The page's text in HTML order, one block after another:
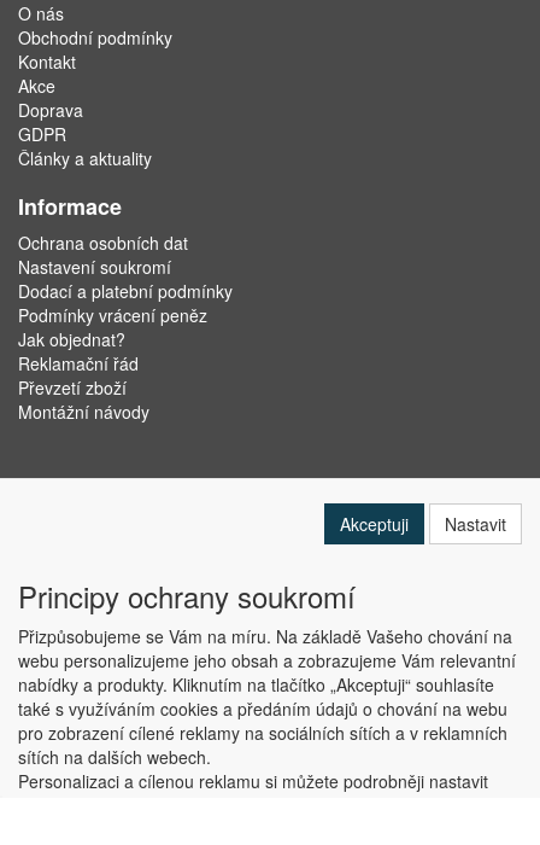
O nás
Obchodní podmínky
Kontakt
Akce
Doprava
GDPR
Články a aktuality
Informace
Ochrana osobních dat
Nastavení soukromí
Dodací a platební podmínky
Podmínky vrácení peněz
Jak objednat?
Reklamační řád
Převzetí zboží
Montážní návody
Copyright © ABRA Software a.s. 2019
Akceptuji Nastavit
Principy ochrany soukromí
Přizpůsobujeme se Vám na míru. Na základě Vašeho chování na
webu personalizujeme jeho obsah a zobrazujeme Vám relevantní
nabídky a produkty. Kliknutím na tlačítko „Akceptuji“ souhlasíte
také s využíváním cookies a předáním údajů o chování na webu
pro zobrazení cílené reklamy na sociálních sítích a v reklamních
sítích na dalších webech.
Personalizaci a cílenou reklamu si můžete podrobněji nastavit